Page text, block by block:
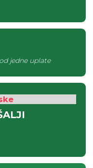
jedne uplate